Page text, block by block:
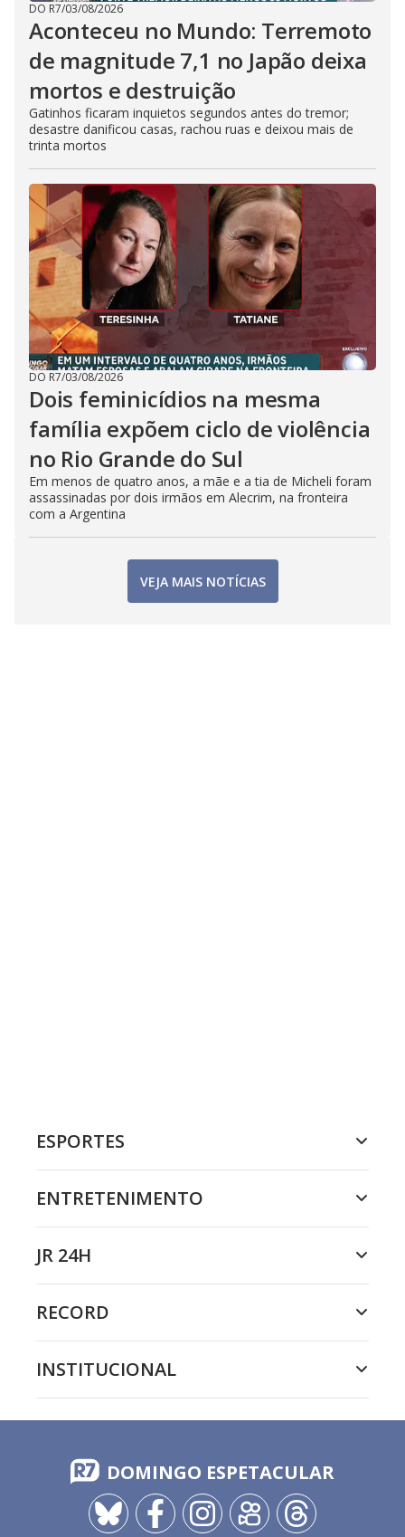
DO R7/03/08/2026
Aconteceu no Mundo: Terremoto
de magnitude 7,1 no Japão deixa
mortos e destruição
Gatinhos ficaram inquietos segundos antes do tremor;
desastre danificou casas, rachou ruas e deixou mais de
trinta mortos
DO R7/03/08/2026
Dois feminicídios na mesma
família expõem ciclo de violência
no Rio Grande do Sul
Em menos de quatro anos, a mãe e a tia de Micheli foram
assassinadas por dois irmãos em Alecrim, na fronteira
com a Argentina
VEJA MAIS NOTÍCIAS
ESPORTES
ENTRETENIMENTO
JR 24H
RECORD
INSTITUCIONAL
DOMINGO ESPETACULAR